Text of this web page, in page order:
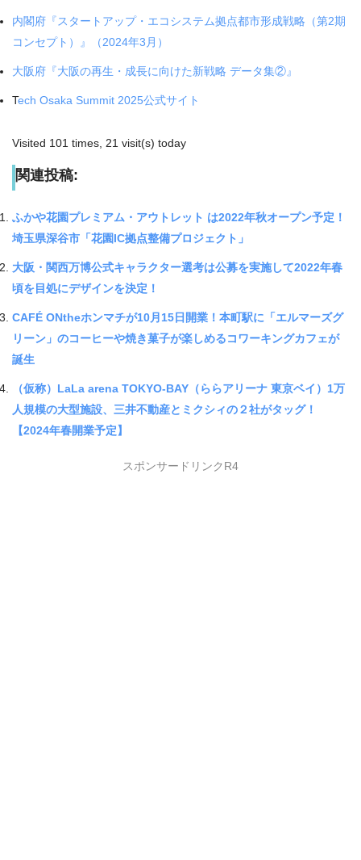
内閣府『スタートアップ・エコシステム拠点都市形成戦略（第2期
コンセプト）』（2024年3月）
大阪府『大阪の再生・成長に向けた新戦略 データ集②』
Tech Osaka Summit 2025公式サイト
Visited 101 times, 21 visit(s) today
関連投稿:
ふかや花園プレミアム・アウトレット は2022年秋オープン予定！
埼玉県深谷市「花園IC拠点整備プロジェクト」
大阪・関西万博公式キャラクター選考は公募を実施して2022年春
頃を目処にデザインを決定！
CAFÉ ONtheホンマチが10月15日開業！本町駅に「エルマーズグ
リーン」のコーヒーや焼き菓子が楽しめるコワーキングカフェが
誕生
（仮称）LaLa arena TOKYO-BAY（ららアリーナ 東京ベイ）1万
人規模の大型施設、三井不動産とミクシィの２社がタッグ！
【2024年春開業予定】
スポンサードリンクR4